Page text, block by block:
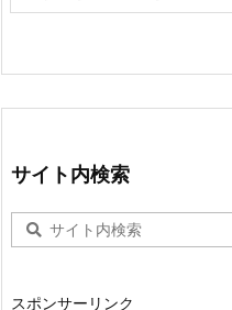
サイト内検索
スポンサーリンク